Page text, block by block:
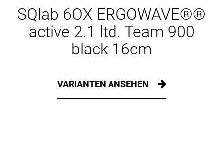
SQlab 6OX ERGOWAVE®®
active 2.1 ltd. Team 900
black 16cm
VARIANTEN ANSEHEN